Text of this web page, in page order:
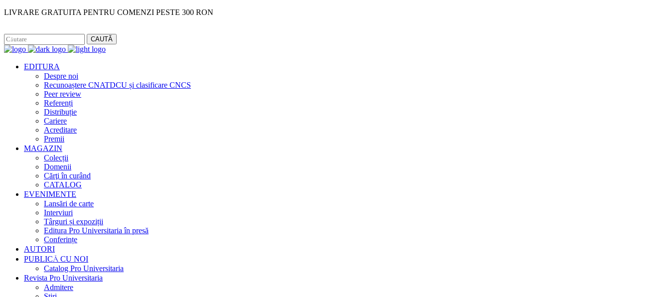
LIVRARE GRATUITA PENTRU COMENZI PESTE 300 RON
CAUTĂ
EDITURA
Despre noi
Recunoaștere CNATDCU și clasificare CNCS
Peer review
Referenți
Distribuție
Cariere
Acreditare
Premii
MAGAZIN
Colecții
Domenii
Cărţi în curând
CATALOG
EVENIMENTE
Lansări de carte
Interviuri
Târguri și expoziții
Editura Pro Universitaria în presă
Conferințe
AUTORI
PUBLICĂ CU NOI
Catalog Pro Universitaria
Revista Pro Universitaria
Admitere